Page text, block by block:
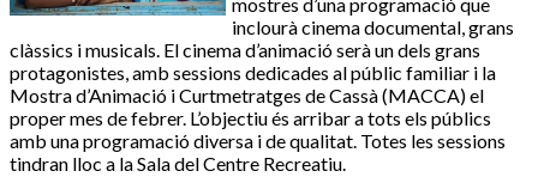
mostres d’una programació que
inclourà cinema documental, grans
clàssics i musicals. El cinema d’animació serà un dels grans
protagonistes, amb sessions dedicades al públic familiar i la
Mostra d’Animació i Curtmetratges de Cassà (MACCA) el
proper mes de febrer. L’objectiu és arribar a tots els públics
amb una programació diversa i de qualitat. Totes les sessions
tindran lloc a la Sala del Centre Recreatiu.